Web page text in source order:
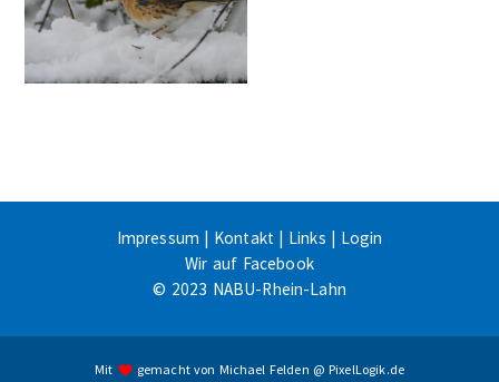
Impressum Kontakt Links
Login
Wir auf Facebook
© 2023 NABU-Rhein-Lahn
Mit gemacht von Michael Felden @PixelLogik.de